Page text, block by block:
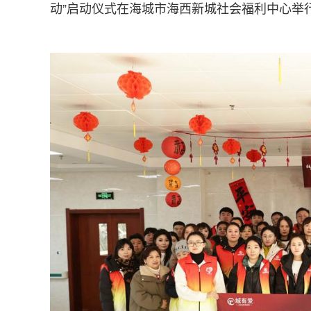
动”启动仪式在海城市海西新城社会福利中心举